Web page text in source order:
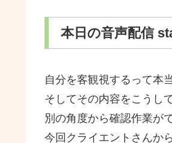
本日の音声配信
自分を客観視するって本
そしてその内容をこうし
別の角度から確認作業が
今回クライエントさんか